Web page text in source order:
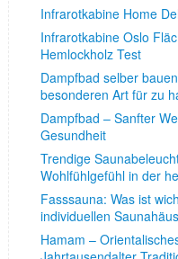
Infrarotkabine Home
Infrarotkabine Oslo
Hemlockholz Test
Dampfbad selber
besonderen Art für zu
Dampfbad – Sanfter
Gesundheit
Trendige
Wohlfühlgefühl in der
Fasssauna: Was ist
individuellen
Hamam –